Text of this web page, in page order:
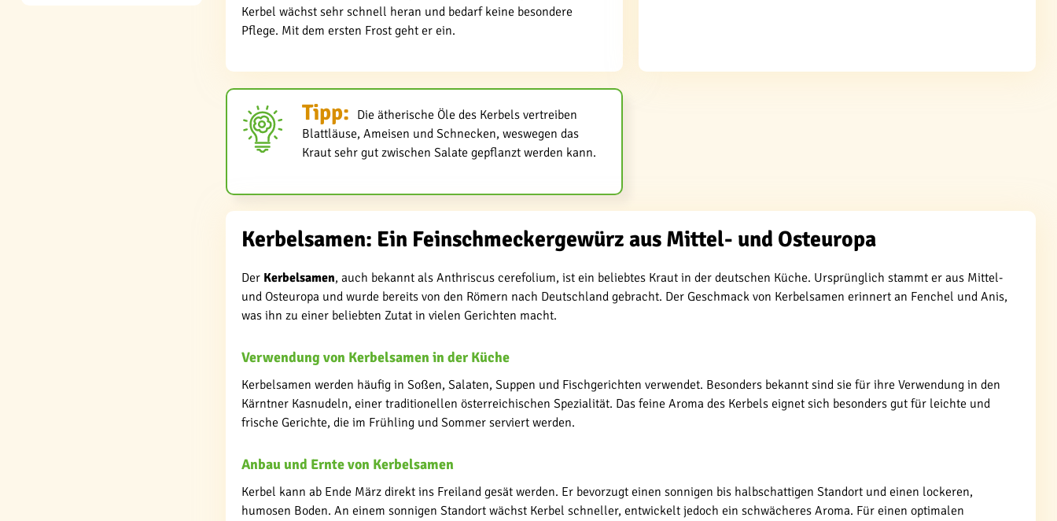
Kerbel wächst sehr schnell heran und bedarf keine besondere
Pflege. Mit dem ersten Frost geht er ein.
Tipp: Die ätherische Öle des Kerbels vertreiben
Blattläuse, Ameisen und Schnecken, weswegen das
Kraut sehr gut zwischen Salate gepflanzt werden kann.
Kerbelsamen: Ein Feinschmeckergewürz aus Mittel- und Osteuropa
Der Kerbelsamen, auch bekannt als Anthriscus cerefolium, ist ein beliebtes Kraut in der deutschen Küche. Ursprünglich stammt er aus Mittel-
und Osteuropa und wurde bereits von den Römern nach Deutschland gebracht. Der Geschmack von Kerbelsamen erinnert an Fenchel und Anis,
was ihn zu einer beliebten Zutat in vielen Gerichten macht.
Verwendung von Kerbelsamen in der Küche
Kerbelsamen werden häufig in Soßen, Salaten, Suppen und Fischgerichten verwendet. Besonders bekannt sind sie für ihre Verwendung in den
Kärntner Kasnudeln, einer traditionellen österreichischen Spezialität. Das feine Aroma des Kerbels eignet sich besonders gut für leichte und
frische Gerichte, die im Frühling und Sommer serviert werden.
Anbau und Ernte von Kerbelsamen
Kerbel kann ab Ende März direkt ins Freiland gesät werden. Er bevorzugt einen sonnigen bis halbschattigen Standort und einen lockeren,
humosen Boden. An einem sonnigen Standort wächst Kerbel schneller, entwickelt jedoch ein schwächeres Aroma. Für einen optimalen